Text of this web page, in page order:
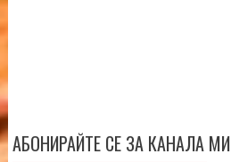
АБОНИРАЙТЕ СЕ ЗА КАНАЛА МИ